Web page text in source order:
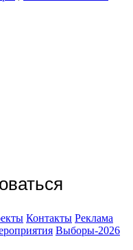
Контакты Реклама
Выборы-2026